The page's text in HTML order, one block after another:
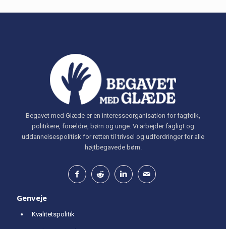
Begavet med Glæde er en interesseorganisation for fagfolk,
politikere, forældre, børn og unge. Vi arbejder fagligt og
uddannelsespolitisk for retten til trivsel og udfordringer for alle
højtbegavede børn.
Genveje
Kvalitetspolitik